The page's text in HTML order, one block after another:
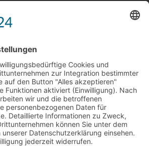
Newsletter
Abonnieren